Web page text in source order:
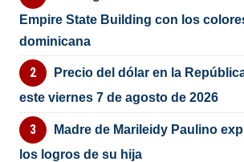
Empire State Building con los
dominicana
Precio del dólar en la
este viernes 7 de agosto de 2026
Madre de Marileidy Paulino
los logros de su hija